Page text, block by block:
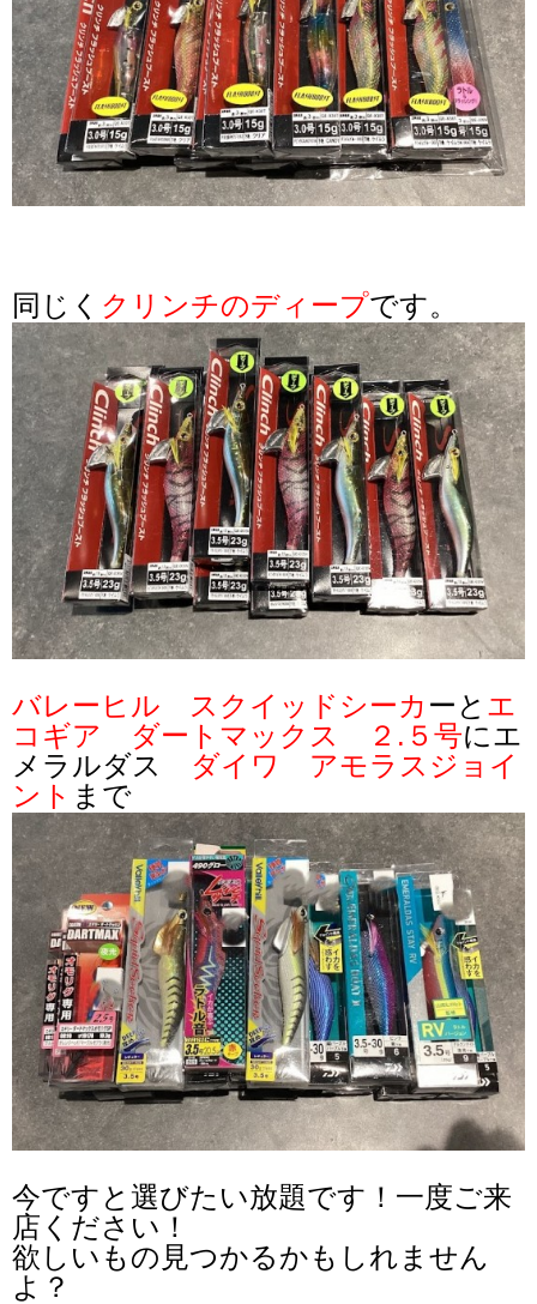
同じく クリンチのディープです。
バレーヒル スクイッドシーカ ーと エ
コギア ダートマックス ２.５号にエ
メラルダス ダイワ
アモラスジョイ
ント まで
今ですと選びたい放題です！一度ご来
店ください！
欲しいもの見つかるかもしれません
よ？